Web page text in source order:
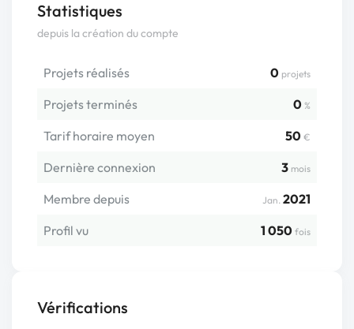
Statistiques
depuis la création du compte
Projets réalisés 0 projets
Projets terminés 0 %
Tarif horaire moyen 50 €
Dernière connexion 3 mois
Membre depuis Jan. 2021
Profil vu
1 050 fois
Vérifications